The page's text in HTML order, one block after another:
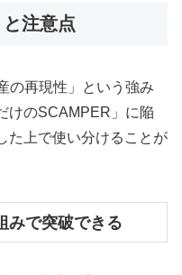
注意点
の再現性」という強み
けのSCAMPER」に陥
た上で使い分けることが
みで突破できる